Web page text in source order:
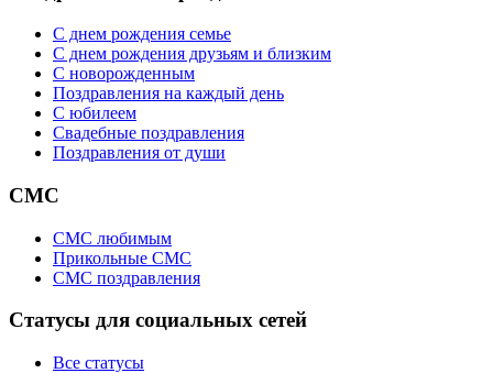
С днем рождения семье
С днем рождения друзьям и близким
C новорожденным
Поздравления на каждый день
С юбилеем
Свадебные поздравления
Поздравления от души
СМС
СМС любимым
Прикольные СМС
СМС поздравления
Статусы для социальных сетей
Все статусы